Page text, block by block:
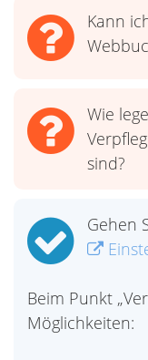
Kann
Wie
sind?
Gehen
Beim Punkt
Möglichkeiten: